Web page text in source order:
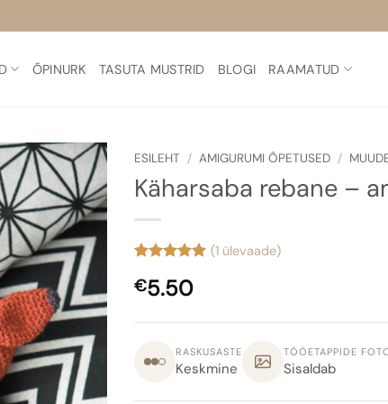
ÕPINURK TASUTA MUSTRID BLOGI RAAMATUD
ESILEHT / AMIGURUMI ÕPETUSED /
Käharsaba rebane –
4.86/5
kliendi
(1ülevaade)
€5.50
RASKUSASTE
Keskmine
TÖÖETAPPIDE
Sisaldab